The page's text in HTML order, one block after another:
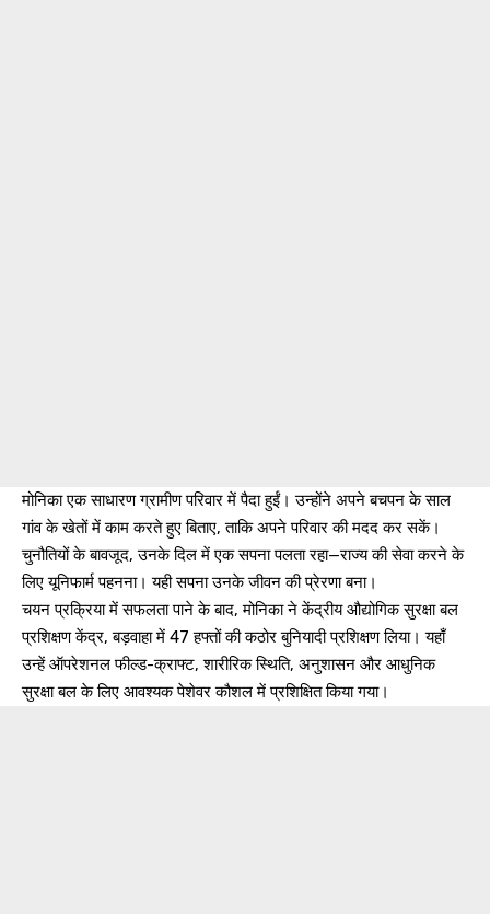
मोनिका एक साधारण ग्रामीण परिवार में पैदा हुईं। उन्होंने अपने बचपन के साल
गांव के खेतों में काम करते हुए बिताए, ताकि अपने परिवार की मदद कर सकें।
चुनौतियों के बावजूद, उनके दिल में एक सपना पलता रहा—राज्य की सेवा करने के
लिए यूनिफार्म पहनना। यही सपना उनके जीवन की प्रेरणा बना।
चयन प्रक्रिया में सफलता पाने के बाद, मोनिका ने केंद्रीय औद्योगिक सुरक्षा बल
प्रशिक्षण केंद्र, बड़वाहा में 47 हफ्तों की कठोर बुनियादी प्रशिक्षण लिया। यहाँ
उन्हें ऑपरेशनल फील्ड-क्राफ्ट, शारीरिक स्थिति, अनुशासन और आधुनिक
सुरक्षा बल के लिए आवश्यक पेशेवर कौशल में प्रशिक्षित किया गया।